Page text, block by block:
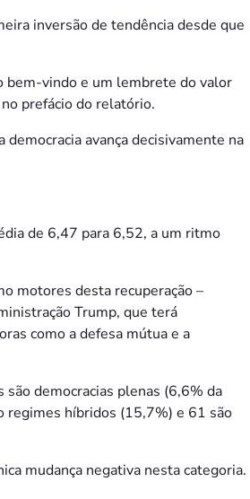
inversão de tendência desde que
bem-vindo e um lembrete do valor
prefácio do relatório.
democracia avança decisivamente na
de 6,47 para 6,52, a um ritmo
motores desta recuperação –
Trump, que terá
como a defesa mútua e a
democracias plenas (6,6% da
regimes híbridos (15,7%) e 61 são
mudança negativa nesta categoria.